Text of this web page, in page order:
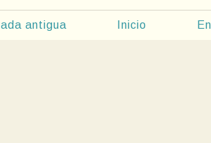
antigua Inicio